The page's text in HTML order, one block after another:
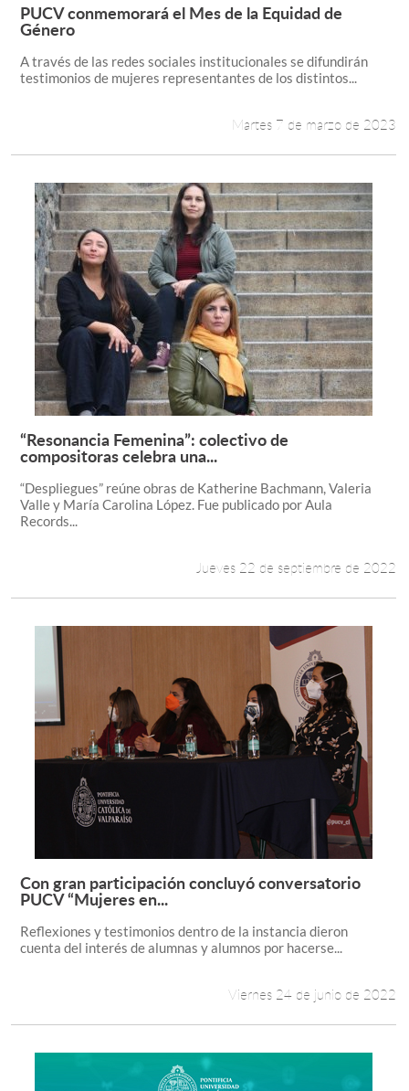
Leer más +
PUCV conmemorará el Mes de la Equidad de
Género
A través de las redes sociales institucionales se difundirán
testimonios de mujeres representantes de los distintos...
Martes 7 de marzo de 2023
Leer más +
“Resonancia Femenina”: colectivo de
compositoras celebra una...
“Despliegues” reúne obras de Katherine Bachmann, Valeria
Valle y María Carolina López. Fue publicado por Aula
Records...
Jueves 22 de septiembre de 2022
Leer más +
Con gran participación concluyó conversatorio
PUCV “Mujeres en...
Reflexiones y testimonios dentro de la instancia dieron
cuenta del interés de alumnas y alumnos por hacerse...
Viernes 24 de junio de 2022